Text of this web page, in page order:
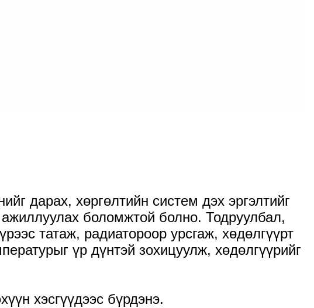
дарах, хөргөлтийн систем дэх эргэлтийг
ажиллуулах боломжтой болно. Тодруулбал,
татаж, радиатороор урсгаж, хөдөлгүүрт
үр дүнтэй зохицуулж, хөдөлгүүрийг
хэсгүүдээс бүрдэнэ.